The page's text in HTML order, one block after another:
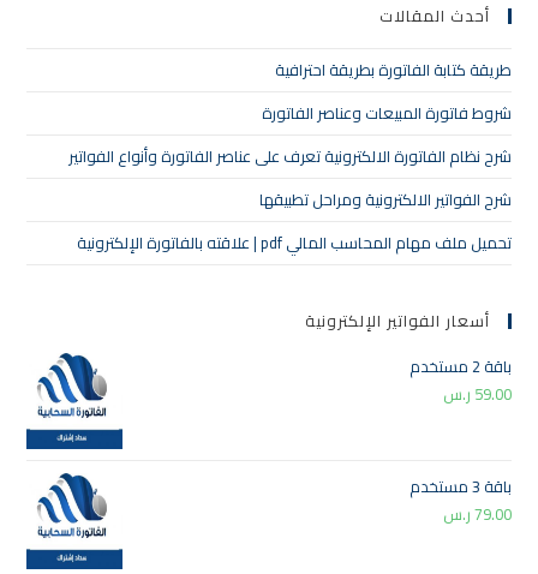
أحدث المقالات
طريقة كتابة الفاتورة بطريقة احترافية
شروط فاتورة المبيعات وعناصر الفاتورة
شرح نظام الفاتورة الالكترونية تعرف على عناصر الفاتورة وأنواع الفواتير
شرح الفواتير الالكترونية ومراحل تطبيقها
تحميل ملف مهام المحاسب المالي pdf | علاقته بالفاتورة الإلكترونية
أسعار الفواتير الإلكترونية
باقة 2 مستخدم
59.00 ر.س
باقة 3 مستخدم
79.00ر.س